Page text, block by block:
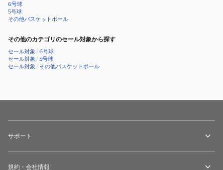
6号球
5号球
その他バスケットボール
その他のカテゴリのセール対象から探す
セール対象 /6号球
セール対象 /5号球
セール対象 / その他バスケットボール
サポート
規約・会社情報